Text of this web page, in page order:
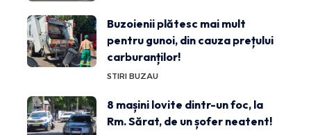
Buzoienii plătesc mai mult
pentru gunoi, din cauza prețului
carburanților!
STIRI BUZAU
8 mașini lovite dintr-un foc, la
Rm. Sărat, de un șofer neatent!